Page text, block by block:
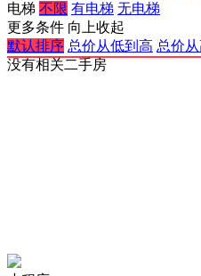
电梯 不限 有电梯 无电梯
更多条件 向上收起
默认排序 总价从低到高 总价
没有相关二手房